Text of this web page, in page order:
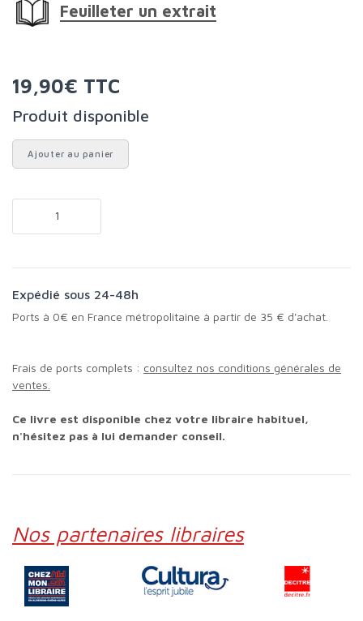
Feuilleter un extrait
19,90€ TTC
Produit disponible
Ajouter au panier
Expédié sous 24-48h
Ports à 0€ en France métropolitaine à partir de 35 € d'achat.
Frais de ports complets : consultez nos conditions générales de
ventes.
Ce livre est disponible chez votre libraire habituel,
n'hésitez pas à lui demander conseil.
Nos partenaires libraires